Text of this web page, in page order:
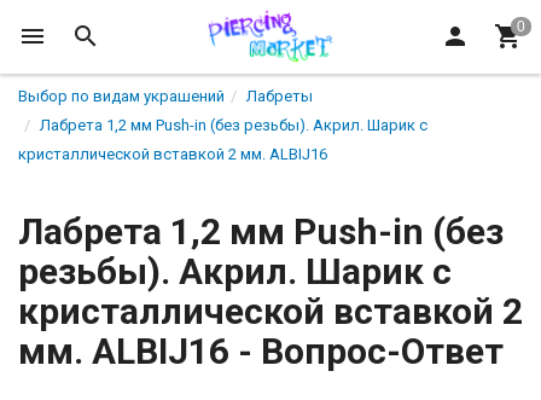
Выбор по видам украшений
Лабреты
Лабрета 1,2 мм Push-in (без резьбы). Акрил. Шарик с
кристаллической вставкой 2 мм. ALBIJ16
Лабрета 1,2 мм Push-in (без
резьбы). Акрил. Шарик с
кристаллической вставкой 2
мм. ALBIJ16 - Вопрос-Ответ